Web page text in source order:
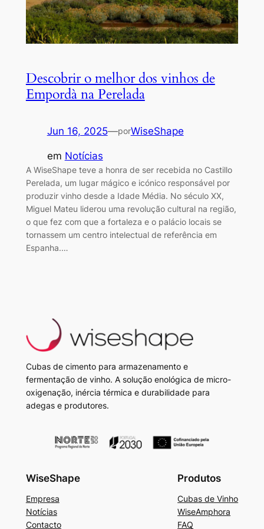
Descobrir o melhor dos vinhos de
Empordà na Perelada
Jun 16, 2025—porWiseShape
em Notícias
A WiseShape teve a honra de ser recebida no Castillo
Perelada, um lugar mágico e icónico responsável por
produzir vinho desde a Idade Média. No século XX,
Miguel Mateu liderou uma revolução cultural na região,
o que fez com que a fortaleza e o palácio locais se
tornassem um centro intelectual de referência em
Espanha.…
Cubas de cimento para armazenamento e
fermentação de vinho. A solução enológica de micro-
oxigenação, inércia térmica e durabilidade para
adegas e produtores.
WiseShape
Empresa
Notícias
Contacto
Produtos
Cubas de Vinho
WiseAmphora
FAQ